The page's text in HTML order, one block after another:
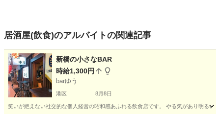
居酒屋(飲食)のアルバイトの関連記事
新橋の小さなBAR
時給1,300円
barゆう
港区 8月8日
笑いが絶えない社交的な個人経営の昭和感あふれる飲食店です。 やる気があり明る